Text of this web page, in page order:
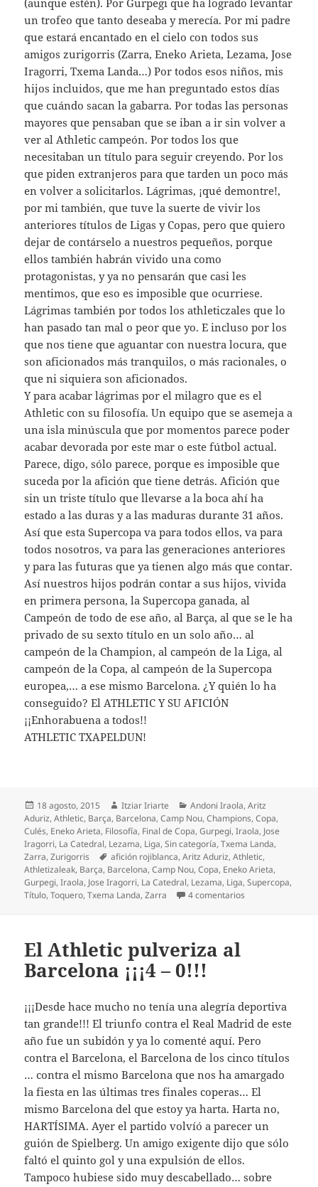
(aunque estén). Por Gurpegi que ha logrado levantar
un trofeo que tanto deseaba y merecía. Por mi padre
que estará encantado en el cielo con todos sus
amigos zurigorris (Zarra, Eneko Arieta, Lezama, Jose
Iragorri, Txema Landa…) Por todos esos niños, mis
hijos incluidos, que me han preguntado estos días
que cuándo sacan la gabarra. Por todas las personas
mayores que pensaban que se iban a ir sin volver a
ver al Athletic campeón. Por todos los que
necesitaban un título para seguir creyendo. Por los
que piden extranjeros para que tarden un poco más
en volver a solicitarlos. Lágrimas, ¡qué demontre!,
por mi también, que tuve la suerte de vivir los
anteriores títulos de Ligas y Copas, pero que quiero
dejar de contárselo a nuestros pequeños, porque
ellos también habrán vivido una como
protagonistas, y ya no pensarán que casi les
mentimos, que eso es imposible que ocurriese.
Lágrimas también por todos los athleticzales que lo
han pasado tan mal o peor que yo. E incluso por los
que nos tiene que aguantar con nuestra locura, que
son aficionados más tranquilos, o más racionales, o
que ni siquiera son aficionados.
Y para acabar lágrimas por el milagro que es el
Athletic con su filosofía. Un equipo que se asemeja a
una isla minúscula que por momentos parece poder
acabar devorada por este mar o este fútbol actual.
Parece, digo, sólo parece, porque es imposible que
suceda por la afición que tiene detrás. Afición que
sin un triste título que llevarse a la boca ahí ha
estado a las duras y a las maduras durante 31 años.
Así que esta Supercopa va para todos ellos, va para
todos nosotros, va para las generaciones anteriores
y para las futuras que ya tienen algo más que contar.
Así nuestros hijos podrán contar a sus hijos, vivida
en primera persona, la Supercopa ganada, al
Campeón de todo de ese año, al Barça, al que se le ha
privado de su sexto título en un solo año… al
campeón de la Champion, al campeón de la Liga, al
campeón de la Copa, al campeón de la Supercopa
europea,… a ese mismo Barcelona. ¿Y quién lo ha
conseguido? El ATHLETIC Y SU AFICIÓN
¡¡Enhorabuena a todos!!
ATHLETIC TXAPELDUN!
Publicado
el
18 agosto, 2015 Autor
Itziar Iriarte Categorías
Andoni Iraola,Aritz
Aduriz,Athletic, Barça, Barcelona,Camp Nou,Champions,Copa,
Culés, Eneko Arieta, Filosofía, Final de Copa,Gurpegi,Iraola, Jose
Iragorri, La Catedral, Lezama, Liga,Sin categoría,Txema Landa,
Zarra,Zurigorris Etiquetas
afición rojiblanca,Aritz Aduriz,Athletic,
Athletizaleak, Barça, Barcelona,Camp Nou,Copa, Eneko Arieta,
Gurpegi,Iraola, Jose Iragorri, La Catedral, Lezama, Liga,Supercopa,
Título,Toquero,Txema Landa,Zarra 4 comentarios
El Athletic pulveriza al
Barcelona ¡¡¡4 – 0!!!
¡¡¡Desde hace mucho no tenía una alegría deportiva
tan grande!!! El triunfo contra el Real Madrid de este
año fue un subidón y ya lo comenté aquí. Pero
contra el Barcelona, el Barcelona de los cinco títulos
… contra el mismo Barcelona que nos ha amargado
la fiesta en las últimas tres finales coperas… El
mismo Barcelona del que estoy ya harta. Harta no,
HARTÍSIMA. Ayer el partido volvíó a parecer un
guión de Spielberg. Un amigo exigente dijo que sólo
faltó el quinto gol y una expulsión de ellos.
Tampoco hubiese sido muy descabellado… sobre